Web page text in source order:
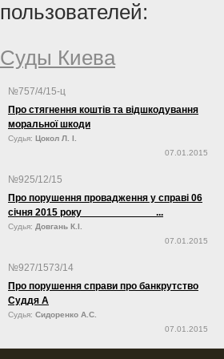
пользователей:
Суды Киева
№757/4/15-ц
Про стягнення коштів та відшкодування
моральної шкоди
Судья: Цокол Л. І.
07.01.2015
№925/12/15
Про порушення провадження у справі 06
січня 2015 року ...
Судья: Довгань К.І.
07.01.2015
№927/1573/14
Про порушення справи про банкрутство
Суддя А
Судья: Сидоренко А.С.
07.01.2015